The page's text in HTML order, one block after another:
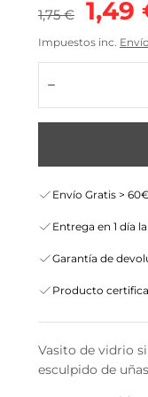
Precio
regular
1,75 €
de
1,49
Impuestos inc.
Envío Gratis >
Entrega en 1 día
Garantía de
Producto
Vasito de vidrio
esculpido de